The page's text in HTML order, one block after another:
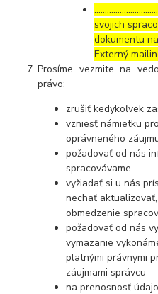
svojich
dokumentu
Externý
Prosíme vezmite na
právo:
zrušiť kedykoľvek
vzniesť námietku
oprávneného
požadovať od nás
spracovávame
vyžiadať si u nás
nechať
obmedzenie
požadovať od nás
vymazanie
platnými právnymi
záujmami správcu
na prenosnosť